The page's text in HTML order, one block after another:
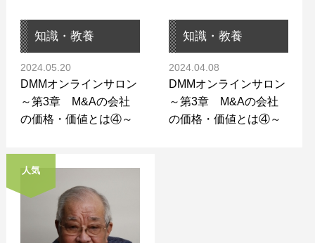
知識・教養
2024.05.20
DMMオンラインサロン
～第3章 M&Aの会社
の価格・価値とは④～
知識・教養
2024.04.08
DMMオンラインサロン
～第3章 M&Aの会社
の価格・価値とは④～
人気